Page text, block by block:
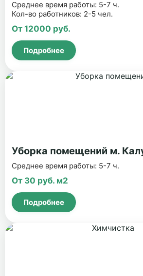
Среднее время работы: 5-7 ч.
Кол-во работников: 2-5 чел.
От 12000 руб.
Подробнее
Уборка помещений м.
Среднее время работы: 5-7 ч.
От 30 руб. м2
Подробнее